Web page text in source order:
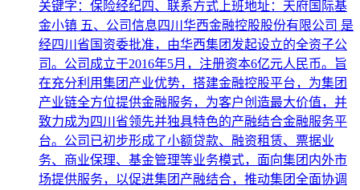
关键字：保险经纪四、联系方式上班地址：天府国际基
金小镇 五、公司信息四川华西金融控股股份有限公司 是
经四川省国资委批准，由华西集团发起设立的全资子公
司。公司成立于2016年5月，注册资本6亿元人民币。旨
在充分利用集团产业优势，搭建金融控股平台，为集团
产业链全方位提供金融服务，为客户创造最大价值，并
致力成为四川省领先并独具特色的产融结合金融服务平
台。公司已初步形成了小额贷款、融资租赁、票据业
务、商业保理、基金管理等业务模式，面向集团内外市
场提供服务，以促进集团产融结合，推动集团全面协调